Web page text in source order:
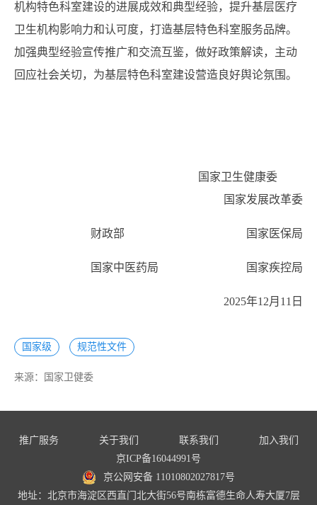
机构特色科室建设的进展成效和典型经验，提升基层医疗
卫生机构影响力和认可度，打造基层特色科室服务品牌。
加强典型经验宣传推广和交流互鉴，做好政策解读，主动
回应社会关切，为基层特色科室建设营造良好舆论氛围。
国家卫生健康委
国家发展改革委
财政部 国家医保局
国家中医药局 国家疾控局
2025年12月11日
国家级 规范性文件
来源： 国家卫健委
推广服务 关于我们 联系我们
加入我们
京ICP备16044991号
京公网安备 11010802027817号
地址：北京市海淀区西直门北大街56号南栋富德生命人寿大厦7层